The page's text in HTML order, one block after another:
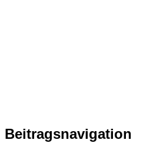
Beitragsnavigation